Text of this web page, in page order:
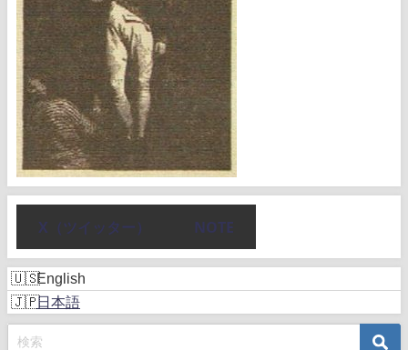
X（ツイッター） NOTE
English
日本語